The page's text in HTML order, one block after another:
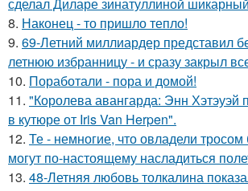
сделал Диларе зинатуллиной
8. Наконец - то пришло тепло!
9. 69-Летний миллиардер представил
летнюю избранницу - и сразу закрыл
10. Поработали - пора и домой!
11. "Королева авангарда: Энн Хэтэуэй
в кутюре от Iris Van Herpen".
12. Те - немногие, что овладели
могут по-настоящему насладиться
13. 48-Летняя любовь толкалина